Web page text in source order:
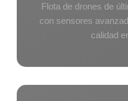
Flota de drones de
con sensores
calidad